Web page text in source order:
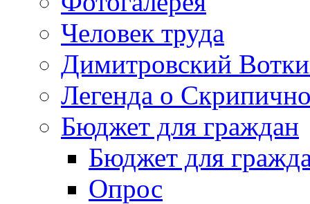
Человек труда
Димитровский
Легенда о
Бюджет для граждан
Бюджет для
Опрос